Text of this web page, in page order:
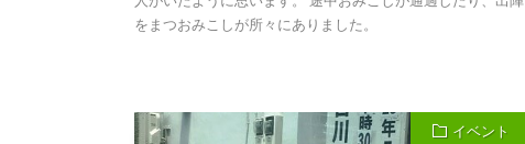
をまつおみこしが所々にありました。
イベント